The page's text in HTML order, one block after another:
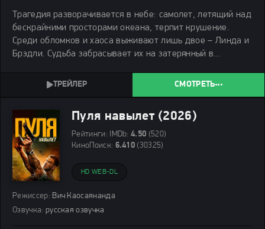
Трагедия разворачивается в небе: самолет, летящий над
бескрайними просторами океана, терпит крушение.
Среди обломков и хаоса выживают лишь двое – Линда и
Брэдли. Судьба забрасывает их на затерянный в
СМОТРЕТЬ
Пуля навылет (2026)
Рейтинги: IMDb:4.50 (520)
КиноПоиск: 6.410 (30325)
HD WEB-DL
Режиссер: Вич Каосаянанда
Озвучка: русская озвучка